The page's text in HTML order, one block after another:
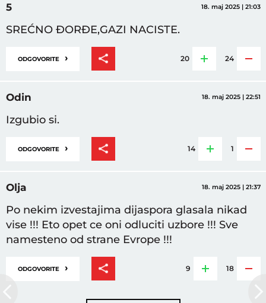
5 18. maj 2025 | 21:03
SREĆNO ĐORĐE,GAZI NACISTE.
ODGOVORITE › 20 24
Odin 18. maj 2025 | 22:51
Izgubio si.
ODGOVORITE › 14 1
Olja 18. maj 2025 | 21:37
Po nekim izvestajima dijaspora glasala nikad
vise !!! Eto opet ce oni odluciti uzbore !!! Sve
namesteno od strane Evrope !!!
ODGOVORITE › 9 18